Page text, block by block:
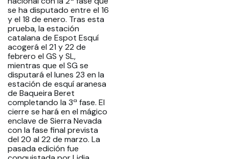
se ha disputado entre el 16
y el 18 de enero. Tras esta
prueba, la estación
catalana de Espot Esquí
acogerá el 21 y 22 de
febrero el GS y SL,
mientras que el SG se
disputará el lunes 23 en la
estación de esquí aranesa
de Baqueira Beret
completando la 3ª fase. El
cierre se hará en el mágico
enclave de Sierra Nevada
con la fase final prevista
del 20 al 22 de marzo. La
pasada edición fue